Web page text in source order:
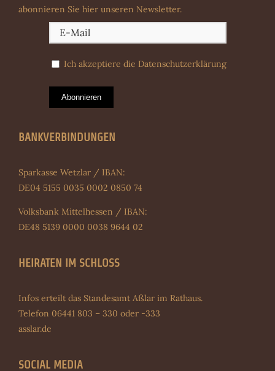
abonnieren Sie hier unseren Newsletter.
Ich akzeptiere die Datenschutzerklärung
Abonnieren
BANKVERBINDUNGEN
Sparkasse Wetzlar / IBAN:
DE04 5155 0035 0002 0850 74
Volksbank Mittelhessen / IBAN:
DE48 5139 0000 0038 9644 02
HEIRATEN IM SCHLOSS
Infos erteilt das Standesamt Aßlar im Rathaus.
Telefon 06441 803 – 330 oder -333
asslar.de
SOCIAL MEDIA